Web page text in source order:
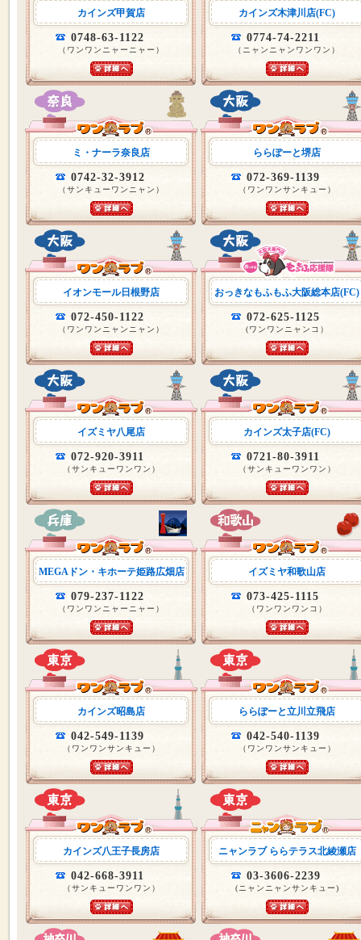
カインズ甲賀店
0748-63-1122
（ワンワンニャーニャー）
カインズ木津川店(FC)
0774-74-2211
（ニャンニャンワンワン）
ミ・ナーラ奈良店
0742-32-3912
（サンキューワンニャン）
ららぽーと堺店
072-369-1139
（ワンワンサンキュー）
イオンモール日根野店
072-450-1122
（ワンワンニャンニャン）
おっきなもふもふ大阪総本店(FC)
072-625-1125
(ワンワンニャンコ）
イズミヤ八尾店
072-920-3911
（サンキューワンワン）
カインズ太子店(FC)
0721-80-3911
（サンキューワンワン）
MEGAドン・キホーテ姫路広畑店
079-237-1122
（ワンワンニャーニャー）
イズミヤ和歌山店
073-425-1115
（ワンワンワンコ）
カインズ昭島店
042-549-1139
（ワンワンサンキュー）
ららぽーと立川立飛店
042-540-1139
（ワンワンサンキュー）
カインズ八王子長房店
042-668-3911
（サンキューワンワン）
ニャンラブ ららテラス北綾瀬店
03-3606-2239
(ニャンニャンサンキュー)